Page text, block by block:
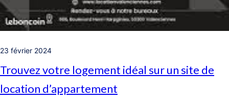
23 février 2024
Trouvez votre logement idéal sur un site de
location d’appartement